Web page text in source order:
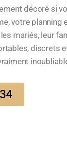
décoré si
votre planning
mariés, leur
discrets